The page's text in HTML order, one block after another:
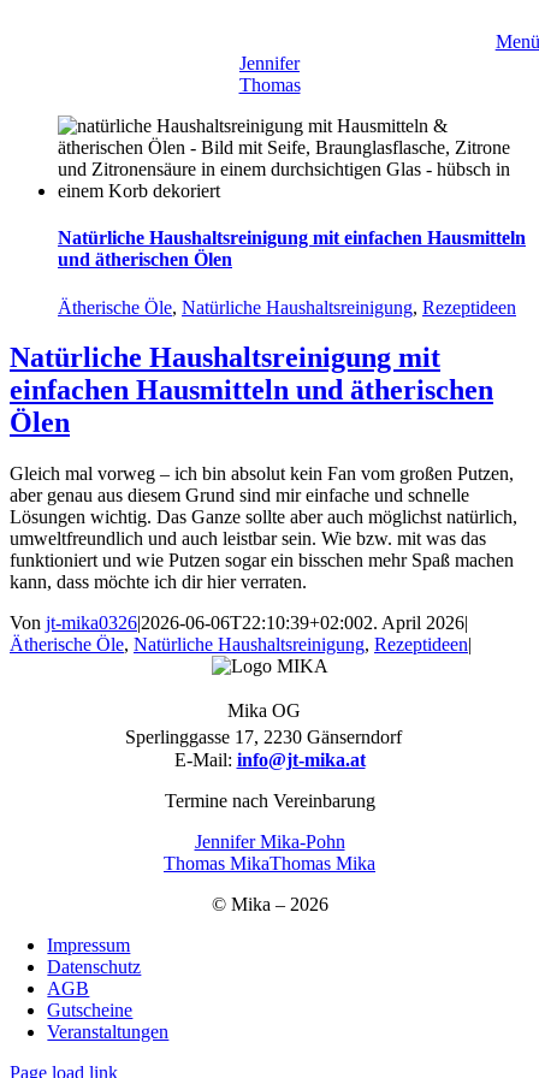
Menü
Jennifer
Thomas
Natürliche Haushaltsreinigung mit einfachen Hausmitteln
und ätherischen Ölen
Ätherische Öle, Natürliche Haushaltsreinigung, Rezeptideen
Natürliche Haushaltsreinigung mit
einfachen Hausmitteln und ätherischen
Ölen
Gleich mal vorweg – ich bin absolut kein Fan vom großen Putzen,
aber genau aus diesem Grund sind mir einfache und schnelle
Lösungen wichtig. Das Ganze sollte aber auch möglichst natürlich,
umweltfreundlich und auch leistbar sein. Wie bzw. mit was das
funktioniert und wie Putzen sogar ein bisschen mehr Spaß machen
kann, dass möchte ich dir hier verraten.
Von jt-mika0326|2026-06-06T22:10:39+02:002. April 2026|
Ätherische Öle, Natürliche Haushaltsreinigung, Rezeptideen|
Mika OG
Sperlinggasse 17, 2230 Gänserndorf
E-Mail: info@jt-mika.at
Termine nach Vereinbarung
Jennifer Mika-Pohn
Thomas MikaThomas Mika
© Mika – 2026
Impressum
Datenschutz
AGB
Gutscheine
Veranstaltungen
Page load link